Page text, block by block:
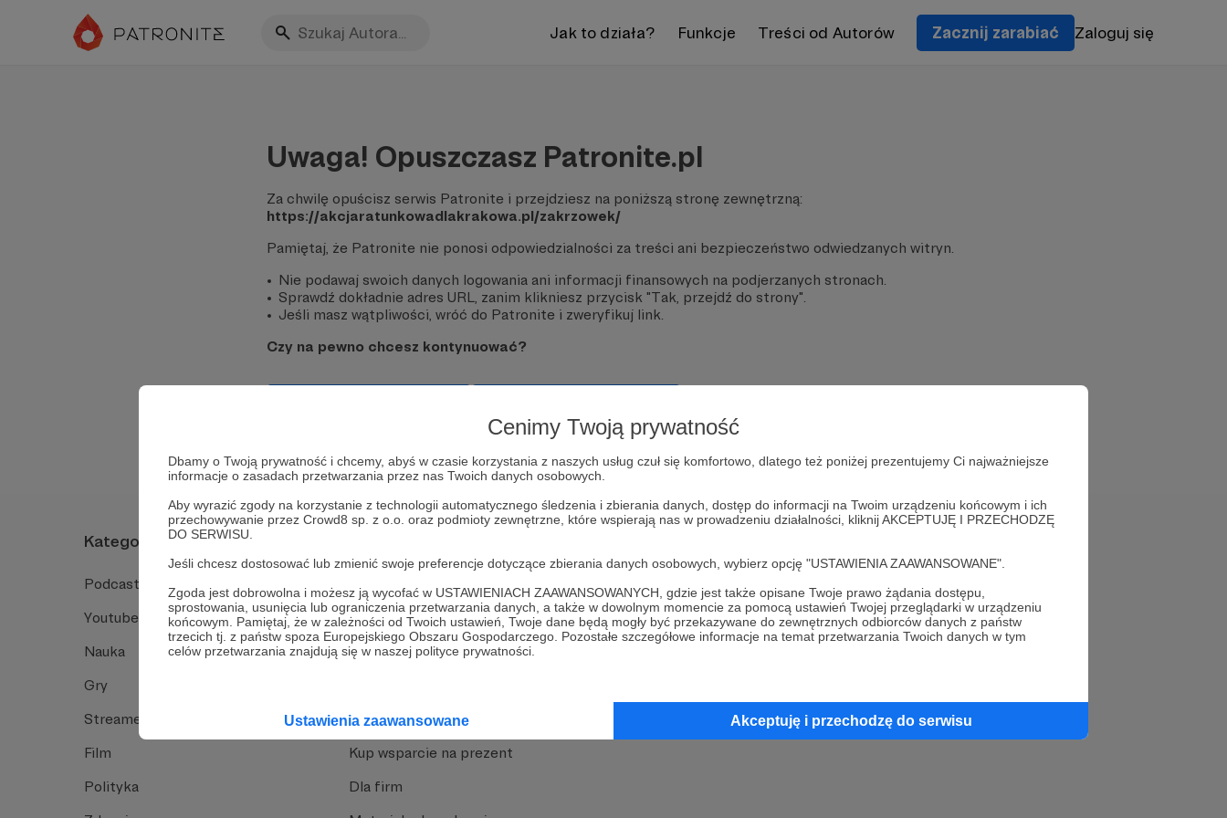
Cenimy Twoją prywatność
Dbamy o Twoją prywatność i chcemy, abyś w czasie korzystania z naszych usług czuł się komfortowo, dlatego też poniżej prezentujemy Ci najważniejsze
informacje o zasadach przetwarzania przez nas Twoich danych osobowych.
Aby wyrazić zgody na korzystanie z technologii automatycznego śledzenia i zbierania danych, dostęp do informacji na Twoim urządzeniu końcowym i ich
przechowywanie przez Crowd8 sp. z o.o. oraz podmioty zewnętrzne, które wspierają nas w prowadzeniu działalności, kliknij AKCEPTUJĘ I PRZECHODZĘ
DO SERWISU.
Jeśli chcesz dostosować lub zmienić swoje preferencje dotyczące zbierania danych osobowych, wybierz opcję "USTAWIENIA ZAAWANSOWANE".
Zgoda jest dobrowolna i możesz ją wycofać w USTAWIENIACH ZAAWANSOWANYCH, gdzie jest także opisane Twoje prawo żądania dostępu,
sprostowania, usunięcia lub ograniczenia przetwarzania danych, a także w dowolnym momencie za pomocą ustawień Twojej przeglądarki w urządzeniu
końcowym. Pamiętaj, że w zależności od Twoich ustawień, Twoje dane będą mogły być przekazywane do zewnętrznych odbiorców danych z państw
trzecich tj. z państw spoza Europejskiego Obszaru Gospodarczego. Pozostałe szczegółowe informacje na temat przetwarzania Twoich danych w tym
celów przetwarzania znajdują się w naszej polityce prywatności.
Ustawienia zaawansowane Akceptuję i przechodzę do serwisu
Jak to działa? Funkcje Treści od Autorów Zacznij zarabiać Zaloguj się
Uwaga! Opuszczasz Patronite.pl
Za chwilę opuścisz serwis Patronite i przejdziesz na poniższą stronę zewnętrzną:
https://akcjaratunkowadlakrakowa.pl/zakrzowek/
Pamiętaj, że Patronite nie ponosi odpowiedzialności za treści ani bezpieczeństwo odwiedzanych witryn.
Nie podawaj swoich danych logowania ani informacji finansowych na podjerzanych stronach.
Sprawdź dokładnie adres URL, zanim klikniesz przycisk "Tak, przejdź do strony".
Jeśli masz wątpliwości, wróć do Patronite i zweryfikuj link.
Czy na pewno chcesz kontynuować?
Kategorie
Podcast
Youtube
Nauka
Gry
Streamerzy
Film
Polityka
Jak to działa
Funkcje Patronite
Dlaczego Patronite?
Opinie Twórców
Kup wsparcie na prezent
Dla firm
MCN Patronite
Suppi.pl
FAQ
Kontakt z zespołem Patronite